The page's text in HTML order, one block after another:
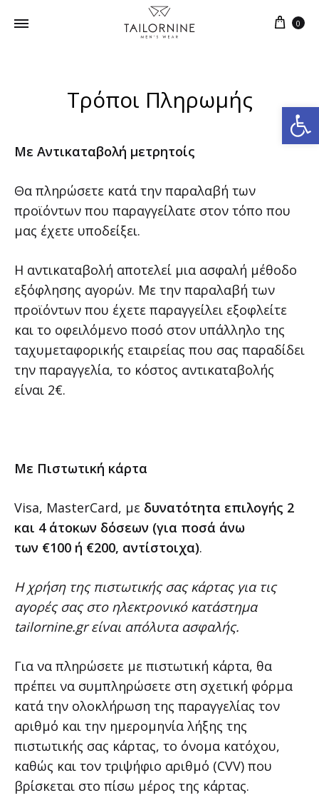
Ανοίξτε τη γραμμή εργαλείων
0
Τρόποι Πληρωμής
Με Αντικαταβολή μετρητοίς
Θα πληρώσετε κατά την παραλαβή των
προϊόντων που παραγγείλατε στον τόπο που
μας έχετε υποδείξει.
Η αντικαταβολή αποτελεί μια ασφαλή μέθοδο
εξόφλησης αγορών. Με την παραλαβή των
προϊόντων που έχετε παραγγείλει εξοφλείτε
και το οφειλόμενο ποσό στον υπάλληλο της
ταχυμεταφορικής εταιρείας που σας παραδίδει
την παραγγελία, το κόστος αντικαταβολής
είναι 2€.
Με Πιστωτική κάρτα
Visa, MasterCard, με δυνατότητα επιλογής 2
και 4 άτοκων δόσεων (για ποσά άνω
των €100 ή €200, αντίστοιχα).
Η χρήση της πιστωτικής σας κάρτας για τις
αγορές σας στο ηλεκτρονικό κατάστημα
tailornine.gr είναι απόλυτα ασφαλής.
Για να πληρώσετε με πιστωτική κάρτα, θα
πρέπει να συμπληρώσετε στη σχετική φόρμα
κατά την ολοκλήρωση της παραγγελίας τον
αριθμό και την ημερομηνία λήξης της
πιστωτικής σας κάρτας, το όνομα κατόχου,
καθώς και τον τριψήφιο αριθμό (CVV) που
βρίσκεται στο πίσω μέρος της κάρτας.